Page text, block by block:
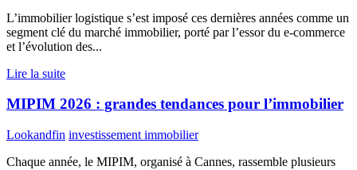
L’immobilier logistique s’est imposé ces dernières années comme un
segment clé du marché immobilier, porté par l’essor du e-commerce
et l’évolution des...
Lire la suite
MIPIM 2026 : grandes tendances pour l’immobilier
Lookandfin investissement immobilier
Chaque année, le MIPIM, organisé à Cannes, rassemble plusieurs